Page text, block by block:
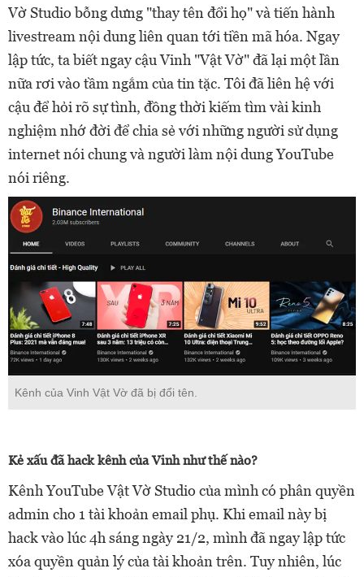
Vờ Studio bỗng dưng "thay tên đổi họ" và tiến hành
livestream nội dung liên quan tới tiền mã hóa. Ngay
lập tức, ta biết ngay cậu Vinh "Vật Vờ" đã lại một lần
nữa rơi vào tầm ngắm của tin tặc. Tôi đã liên hệ với
cậu để hỏi rõ sự tình, đồng thời kiếm tìm vài kinh
nghiệm nhớ đời để chia sẻ với những người sử dụng
internet nói chung và người làm nội dung YouTube
nói riêng.
Kênh của Vinh Vật Vờ đã bị đổi tên.
Kẻ xấu đã hack kênh của Vinh như thế nào?
Kênh YouTube Vật Vờ Studio của mình có phân quyền
admin cho 1 tài khoản email phụ. Khi email này bị
hack vào lúc 4h sáng ngày 21/2, mình đã ngay lập tức
xóa quyền quản lý của tài khoản trên. Tuy nhiên, lúc